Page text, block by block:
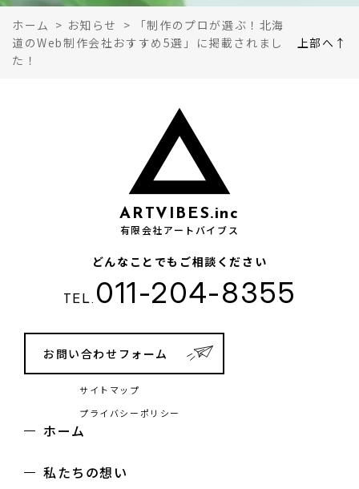
ホーム > お知らせ >
「制作のプロが選ぶ！北海
道のWeb制作会社おすすめ5選」に掲載されまし
た！
上部へ↑
ARTVIBES.inc
有限会社アートバイブス
どんなことでもご相談ください
TEL. 011-204-8355
お問い合わせフォーム
サイトマップ
プライバシーポリシー
ホーム
私たちの想い